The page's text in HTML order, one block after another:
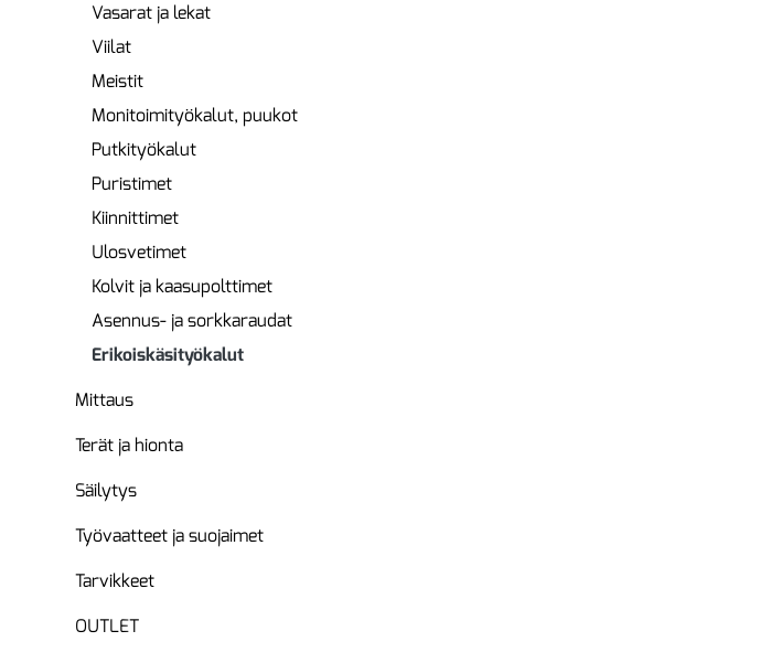
Vasarat ja lekat
Viilat
Meistit
Monitoimityökalut, puukot
Putkityökalut
Puristimet
Kiinnittimet
Ulosvetimet
Kolvit ja kaasupolttimet
Asennus- ja sorkkaraudat
Erikoiskäsityökalut
Mittaus
Terät ja hionta
Säilytys
Työvaatteet ja suojaimet
Tarvikkeet
OUTLET